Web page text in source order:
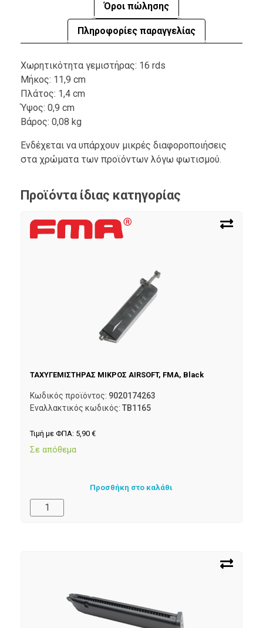
Όροι πώλησης
Πληροφορίες παραγγελίας
Χωρητικότητα γεμιστήρας: 16 rds
Μήκος: 11,9 cm
Πλάτος: 1,4 cm
Ύψος: 0,9 cm
Βάρος: 0,08 kg
Ενδέχεται να υπάρχουν μικρές διαφοροποιήσεις
στα χρώματα των προϊόντων λόγω φωτισμού.
Προϊόντα ίδιας κατηγορίας
ΤΑΧΥΓΕΜΙΣΤΗΡΑΣ ΜΙΚΡΟΣ AIRSOFT, FMA, Black
Κωδικός προϊόντος: 9020174263
Εναλλακτικός κωδικός: TB1165
Τιμή με ΦΠΑ: 5,90 €
Σε απόθεμα
Προσθήκη στο καλάθι